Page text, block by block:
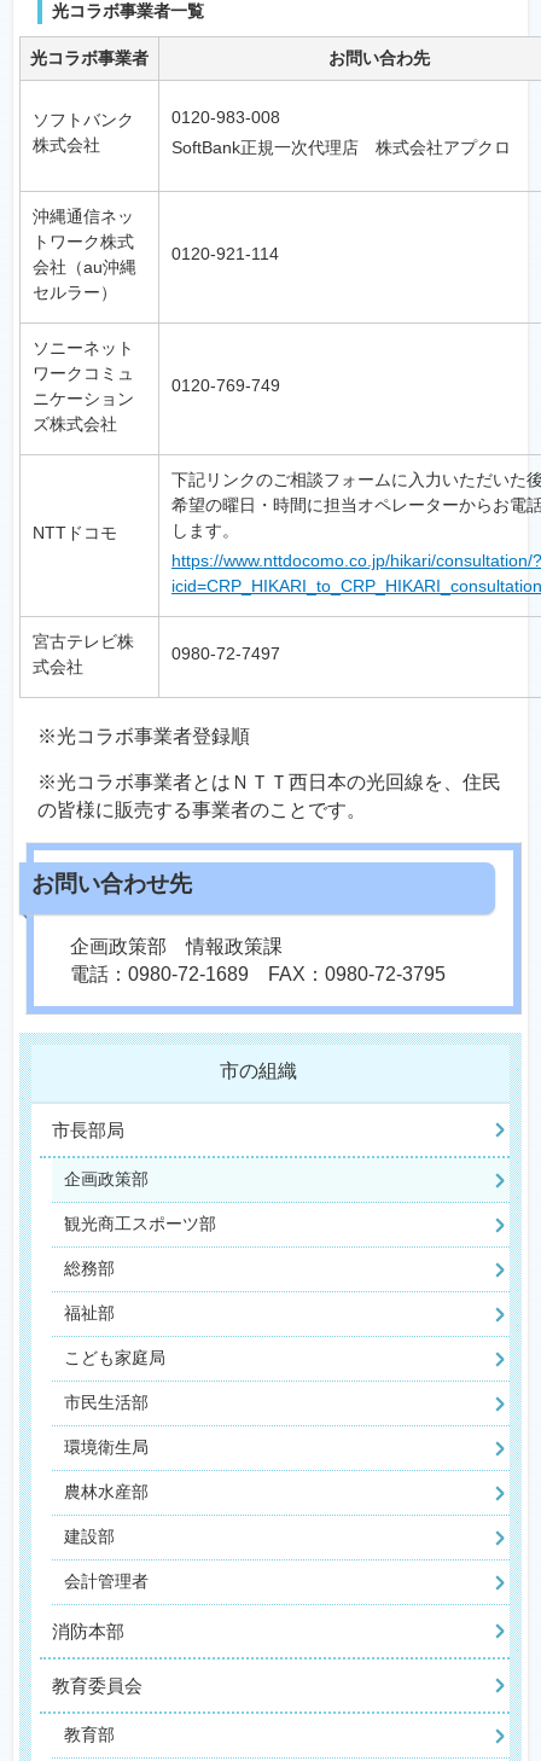
光コラボ事業者一覧
光コラボ事業者 お問い合わ先
ソフトバンク
株式会社
0120-983-008
SoftBank正規一次代理店 株式会社アプクロ
沖縄通信ネッ
トワーク株式
会社（au沖縄
セルラー）
0120-921-114
ソニーネット
ワークコミュ
ニケーション
ズ株式会社
0120-769-749
NTTドコモ
下記リンクのご相談フォームに入力いただいた
希望の曜日・時間に担当オペレーターからお電
します。
https://www.nttdocomo.co.jp/hikari/consultation/?
icid=CRP_HIKARI_to_CRP_HIKARI_consultation
宮古テレビ株
式会社
0980-72-7497
※光コラボ事業者登録順
※光コラボ事業者とはＮＴＴ西日本の光回線を、住民
の皆様に販売する事業者のことです。
企画政策部 情報政策課
電話：0980-72-1689 FAX：0980-72-3795
市の組織
市長部局
企画政策部
観光商工スポーツ部
総務部
福祉部
こども家庭局
市民生活部
環境衛生局
農林水産部
建設部
会計管理者
消防本部
教育委員会
教育部